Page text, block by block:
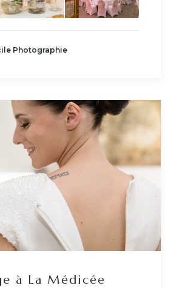
Photographie
à La Médicée